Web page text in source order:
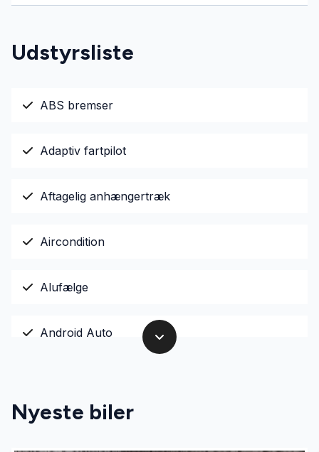
Udstyrsliste
ABS bremser
Adaptiv fartpilot
Aftagelig anhængertræk
Aircondition
Alufælge
Android Auto
Auto nedblændelig bakspejl
Nyeste biler